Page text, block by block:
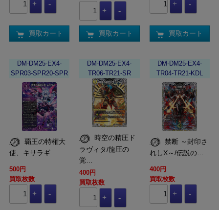
買取カート 買取カート 買取カート
DM-DM25-EX4-
SPR03-SPR20-SPR
使、キサラギ
500円
買取枚数
DM-DM25-EX4-
TR06-TR21-SR
ラヴィタ/龍圧の
覚…
400円
買取枚数
DM-DM25-EX4-
TR04-TR21-KDL
れしX～/伝説の…
400円
買取枚数